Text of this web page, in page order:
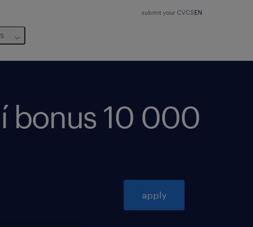
submit your CVCSEN
bonus 10 000
apply